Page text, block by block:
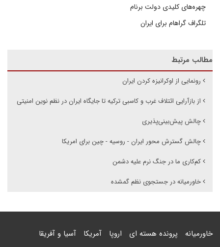
چهره‌های کلیدی دولت برنام
تلگراف گراهام برای ایران
مطالب مرتبط
رونمایی از اوکرانیزه کردن ایران
از بازآرایی ائتلاف غرب و کاسبی ترکیه تا جایگاه ایران در نظم نوین امنیتی
چالش پیش‌بینی‌پذیری
چالش گسترش محور ایران - روسیه - چین برای امریکا
کم‌کاری ما در جنگ نرم علیه دشمن
خاورمیانه در جستجوی نظم گمشده
خاورمیانه پرونده هسته ای اروپا آمریکا آسیا و آفریقا